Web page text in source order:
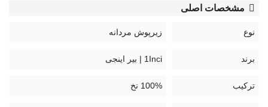
مشخصات اصلی
نوع زیرپوش مردانه
برند 1Inci | بیر اینجی
ترکیب 100% نخ